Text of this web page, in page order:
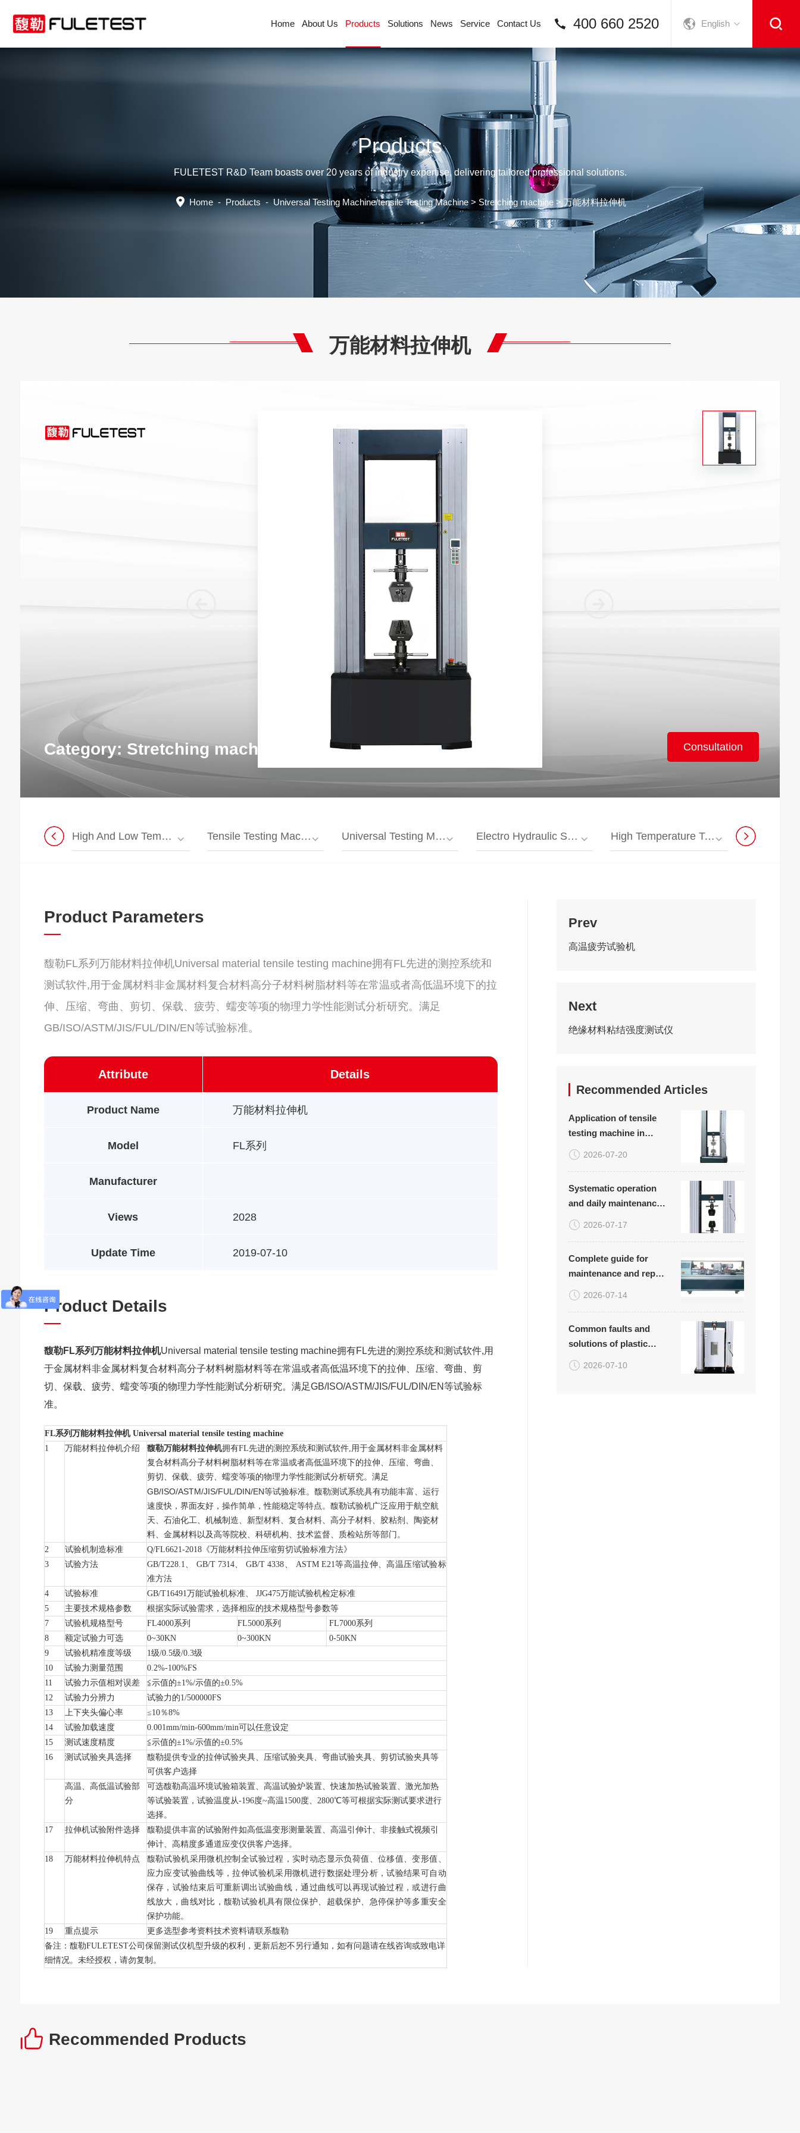
English
400 660 2520
Home About Us Products Solutions News Service Contact Us
Products
FULETEST R&D Team boasts over 20 years of industry expertise, delivering tailored professional solutions.
Home-Products-Universal Testing Machine/tensile Testing Machine> Stretching machine> 万能材料拉伸机
万能材料拉伸机
Category: Stretching machine Consultation
High And Low Temperature Universal Testing Machine Tensile Testing Machine Universal Testing Machine/tensile Testing Machine Electro Hydraulic Servo Universal Testing Machine High Temperature Testing Machine Composite Material
Product Parameters
馥勒FL系列万能材料拉伸机Universal material tensile testing machine拥有FL先进的测控系统和
测试软件,用于金属材料非金属材料复合材料高分子材料树脂材料等在常温或者高低温环境下的拉
伸、压缩、弯曲、剪切、保载、疲劳、蠕变等项的物理力学性能测试分析研究。满足
GB/ISO/ASTM/JIS/FUL/DIN/EN等试验标准。
Attribute
Product Name
Model
Manufacturer
Views
Update Time
Details
万能材料拉伸机
FL系列
2028
2019-07-10
Product Details
馥勒FL系列万能材料拉伸机Universal material tensile testing machine拥有FL先进的测控系统和测试软件,用
于金属材料非金属材料复合材料高分子材料树脂材料等在常温或者高低温环境下的拉伸、压缩、弯曲、剪
切、保载、疲劳、蠕变等项的物理力学性能测试分析研究。满足GB/ISO/ASTM/JIS/FUL/DIN/EN等试验标
准。
FL系列万能材料拉伸机 Universal material tensile testing machine
1
万能材料拉伸机介绍 馥勒万能材料拉伸机拥有FL先进的测控系统和测试软件,用于金属材料非金属材料
复合材料高分子材料树脂材料等在常温或者高低温环境下的拉伸、压缩、弯曲、
剪切、保载、疲劳、蠕变等项的物理力学性能测试分析研究。 满足
GB/ISO/ASTM/JIS/FUL/DIN/EN等试验标准。馥勒测试系统具有功能丰富、运行
速度快，界面友好，操作简单，性能稳定等特点。馥勒试验机广泛应用于航空航
天、石油化工、机械制造、新型材料、复合材料、高分子材料、胶粘剂、陶瓷材
料、金属材料以及高等院校、科研机构、技术监督、质检站所等部门。
2
试验机制造标准 Q/FL6621-2018《万能材料拉伸压缩剪切试验标准方法》
3
试验方法 GB/T228.1、 GB/T 7314、 GB/T 4338、 ASTM E21等高温拉伸、高温压缩试验标
准方法
4
试验标准 GB/T16491万能试验机标准、 JJG475万能试验机检定标准
5
主要技术规格参数
根据实际试验需求，选择相应的技术规格型号参数等
7
试验机规格型号 FL4000系列 FL5000系列 FL7000系列
8
额定试验力可选 0~30KN 0~300KN
0-50KN
9
试验机精准度等级 1级/0.5级/0.3级
10
试验力测量范围
0.2%-100%FS
11
试验力示值相对误差
≦示值的±1%/示值的±0.5%
12
试验力分辨力
试验力的1/500000FS
13
上下夹头偏心率
≤10％8%
14
试验加载速度 0.001mm/min-600mm/min可以任意设定
15
测试速度精度
≦示值的±1%/示值的±0.5%
16
测试试验夹具选择
馥勒提供专业的拉伸试验夹具、压缩试验夹具、弯曲试验夹具、剪切试验夹具等
可供客户选择
高温、高低温试验部
分
可选馥勒高温环境试验箱装置、高温试验炉装置、快速加热试验装置、激光加热
等试验装置，试验温度从-196度~高温1500度、2800℃等可根据实际测试要求进行
选择。
17
拉伸机试验附件选择
馥勒提供丰富的试验附件如高低温变形测量装置、高温引伸计、非接触式视频引
伸计、高精度多通道应变仪供客户选择。
18
万能材料拉伸机特点
馥勒试验机采用微机控制全试验过程，实时动态显示负荷值、位移值、变形值、
应力应变试验曲线等，拉伸试验机采用微机进行数据处理分析，试验结果可自动
保存，试验结束后可重新调出试验曲线，通过曲线可以再现试验过程，或进行曲
线放大，曲线对比，馥勒试验机具有限位保护、超载保护、急停保护等多重安全
保护功能。
19
重点提示
更多选型参考资料技术资料请联系馥勒
备注：馥勒FULETEST公司保留测试仪机型升级的权利，更新后恕不另行通知，如有问题请在线咨询或致电详
细情况。未经授权，请勿复制。
Prev
高温疲劳试验机
Next
绝缘材料粘结强度测试仪
Recommended Articles
Application of tensile
testing machine in
tensile testing of plastic
woven bags
2026-07-20
Systematic operation
and daily maintenance
plan for carbon fiber
board tensile
testing equipment
2026-07-17
Complete guide for
maintenance and repair
of rotary bending
fatigue testing machine
troubleshooting table
attached)
2026-07-14
Common faults and
solutions of plastic
high-temperature
tensile testing machine
2026-07-10
Recommended Products